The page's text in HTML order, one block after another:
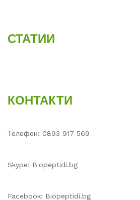
СТАТИИ
КОНТАКТИ
Телефон: 0893 917 569
Skype: Biopeptidi.bg
Facebook: Biopeptidi.bg